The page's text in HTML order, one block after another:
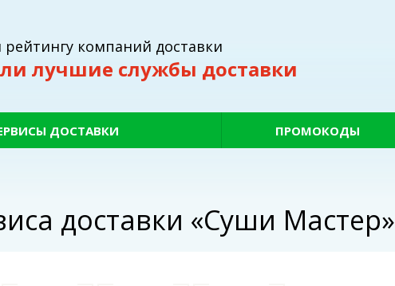
компаний доставки
лучшие службы доставки
ДОСТАВКИ ПРОМОКОДЫ
доставки «Суши Мастер»